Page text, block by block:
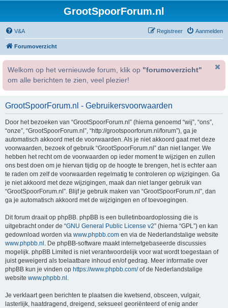
GrootSpoorForum.nl
V&A Aanmelden
Registreer
Forumoverzicht
Welkom op het vernieuwde forum, klik op "forumoverzicht"
om alle berichten te zien, veel plezier!
GrootSpoorForum.nl - Gebruikersvoorwaarden
Door het bezoeken van “GrootSpoorForum.nl” (hierna genoemd “wij”, “ons”,
“onze”, “GrootSpoorForum.nl”, “http://grootspoorforum.nl/forum”), ga je
automatisch akkoord met de voorwaarden. Als je niet akkoord gaat met deze
voorwaarden, bezoek of gebruik “GrootSpoorForum.nl” dan niet langer. We
hebben het recht om de voorwaarden op ieder moment te wijzigen en zullen
ons best doen om je hiervan tijdig op de hoogte te brengen, het is echter aan
te raden om zelf de voorwaarden regelmatig te controleren op wijzigingen. Ga
je niet akkoord met deze wijzigingen, maak dan niet langer gebruik van
“GrootSpoorForum.nl”. Blijf je gebruik maken van “GrootSpoorForum.nl”, dan
ga je automatisch akkoord met de wijzigingen en of toevoegingen.
Dit forum draait op phpBB. phpBB is een bulletinboardoplossing die is
uitgebracht onder de “GNU General Public License v2” (hierna “GPL”) en kan
gedownload worden via www.phpbb.com en via de Nederlandstalige website
www.phpbb.nl . De phpBB-software maakt internetgebaseerde discussies
mogelijk. phpBB Limited is niet verantwoordelijk voor wat wordt toegestaan of
juist geweigerd als toelaatbare inhoud en/of gedrag. Meer informatie over
phpBB kun je vinden op https://www.phpbb.com/of de Nederlandstalige
website www.phpbb.nl .
Je verklaart geen berichten te plaatsen die kwetsend, obsceen, vulgair,
lasterlijk, haatdragend, dreigend, seksueel georiënteerd of enig ander